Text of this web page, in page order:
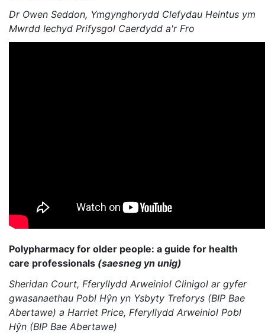
Dr Owen Seddon, Ymgynghorydd Clefydau Heintus ym
Mwrdd Iechyd Prifysgol Caerdydd a'r Fro
Polypharmacy for older people: a guide for health
care professionals (saesneg yn unig)
Sheridan Court, Fferyllydd Arweiniol Clinigol ar gyfer
gwasanaethau Pobl Hŷn yn Ysbyty Treforys (BIP Bae
Abertawe) a Harriet Price, Fferyllydd Arweiniol Pobl
Hŷn (BIP Bae Abertawe)